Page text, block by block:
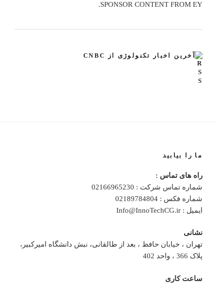
SPONSOR CONTENT FROM EY.
آخرین اخبار تکنولوژی از CNBC
ما را بیابید
راه های تماس :
شماره تماس شرکت : 02166965230
شماره فکس : 02189784804
ایمیل : Info@InnoTechCG.ir
نشانی
تهران ، خیابان حافظ ، بعد از طالقانی، نبش دانشگاه امیرکبیر،
پلاک 366 ، واحد 402
ساعت کاری